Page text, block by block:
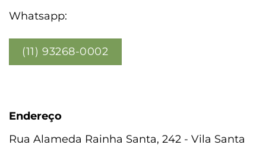
Whatsapp:
(11) 93268-0002
Endereço
Rua Alameda Rainha Santa, 242 - Vila Santa